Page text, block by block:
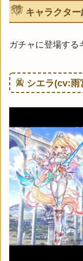
キャラクタ
ガチャに登場する
シエラ(cv:雨